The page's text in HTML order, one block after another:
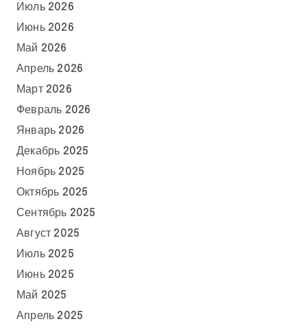
Июль 2026
Июнь 2026
Май 2026
Апрель 2026
Март 2026
Февраль 2026
Январь 2026
Декабрь 2025
Ноябрь 2025
Октябрь 2025
Сентябрь 2025
Август 2025
Июль 2025
Июнь 2025
Май 2025
Апрель 2025